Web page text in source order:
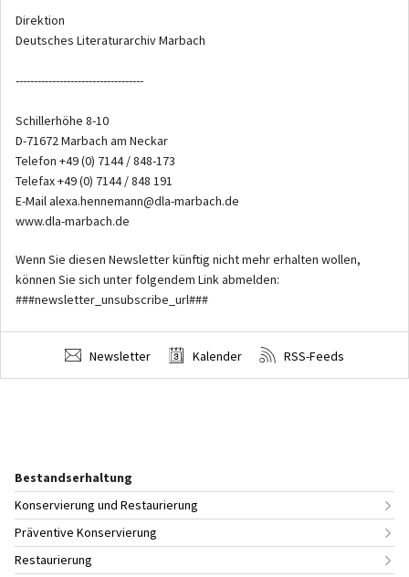
Direktion
Deutsches Literaturarchiv Marbach
-----------------------------------
Schillerhöhe 8-10
D-71672 Marbach am Neckar
Telefon +49 (0) 7144 / 848-173
Telefax +49 (0) 7144 / 848 191
E-Mail alexa.hennemann@dla-marbach.de
www.dla-marbach.de
Wenn Sie diesen Newsletter künftig nicht mehr erhalten wollen,
können Sie sich unter folgendem Link abmelden:
###newsletter_unsubscribe_url###
Newsletter Kalender RSS-Feeds
Bestandserhaltung
Konservierung und Restaurierung
Präventive Konservierung
Restaurierung